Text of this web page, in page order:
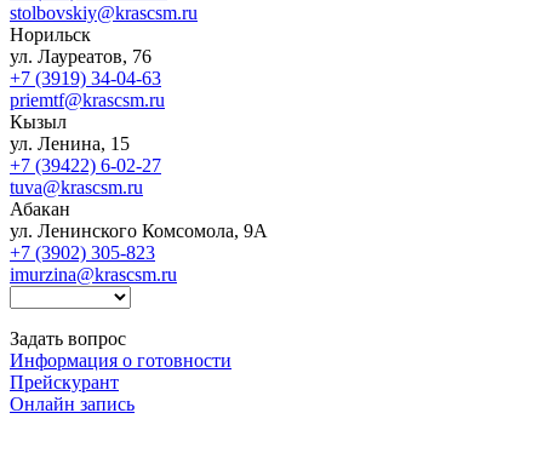
stolbovskiy@krascsm.ru
Норильск
ул. Лауреатов, 76
+7 (3919) 34-04-63
priemtf@krascsm.ru
Кызыл
ул. Ленина, 15
+7 (39422) 6-02-27
tuva@krascsm.ru
Абакан
ул. Ленинского Комсомола, 9А
+7 (3902) 305-823
imurzina@krascsm.ru
Задать вопрос
Информация о готовности
Прейскурант
Онлайн запись